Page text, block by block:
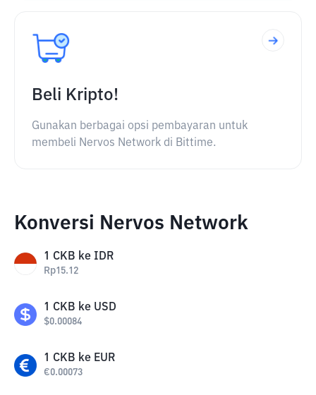
Beli Kripto!
Gunakan berbagai opsi pembayaran untuk
membeli Nervos Network di Bittime.
Konversi Nervos Network
1 CKB ke IDR
Rp15.12
1 CKB ke USD
$0.00084
1 CKB ke EUR
€0.00073